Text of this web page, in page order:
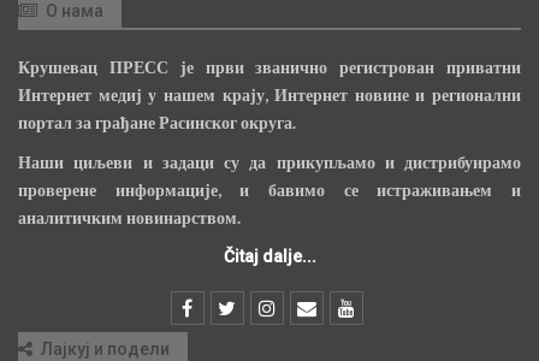
О нама
Крушевац ПРЕСС је први званично регистрован приватни
Интернет медиј у нашем крају, Интернет новине и регионални
портал за грађане Расинског округа.
Наши циљеви и задаци су да прикупљамо и дистрибуирамо
проверене информације, и бавимо се истраживањем и
аналитичким новинарством.
Čitaj dalje...
Лајкуј и подели